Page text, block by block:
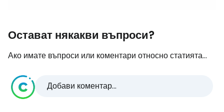
Остават някакви въпроси?
Ако имате въпроси или коментари относно статията...
Добави коментар...